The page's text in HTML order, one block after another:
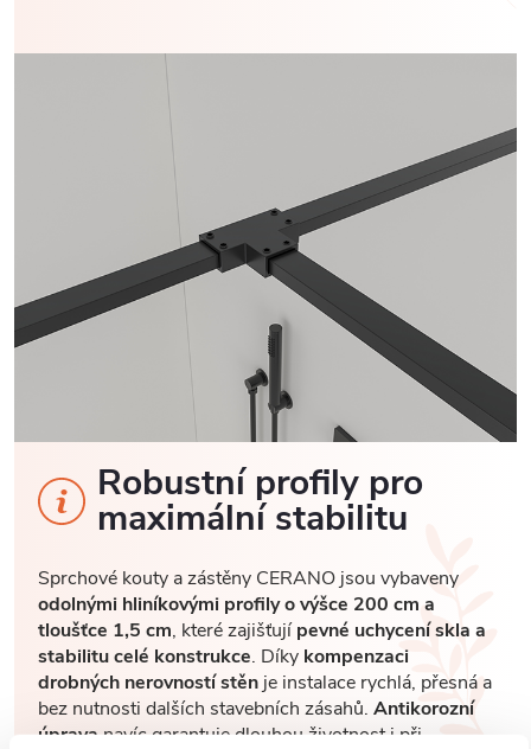
Robustní profily pro
maximální stabilitu
Sprchové kouty a zástěny CERANO jsou vybaveny
odolnými hliníkovými profily o výšce 200 cm a
tloušťce 1,5 cm, které zajišťujípevné uchycení skla a
stabilitu celé konstrukce. Díky kompenzaci
drobných nerovností stěnje instalace rychlá, přesná a
bez nutnosti dalších stavebních zásahů. Antikorozní
úpravanavíc garantuje dlouhou životnost i při